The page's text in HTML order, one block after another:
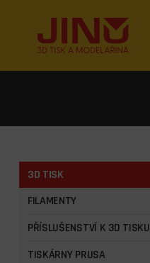
3D TISK
FILAMENTY
PŘÍSLUŠENSTVÍ K 3D TISKU
TISKÁRNY PRUSA